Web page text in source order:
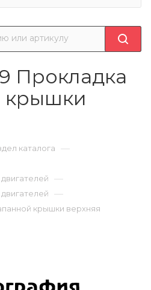
Прокладка
крышки
каталога —
—
—
крышки верхняя